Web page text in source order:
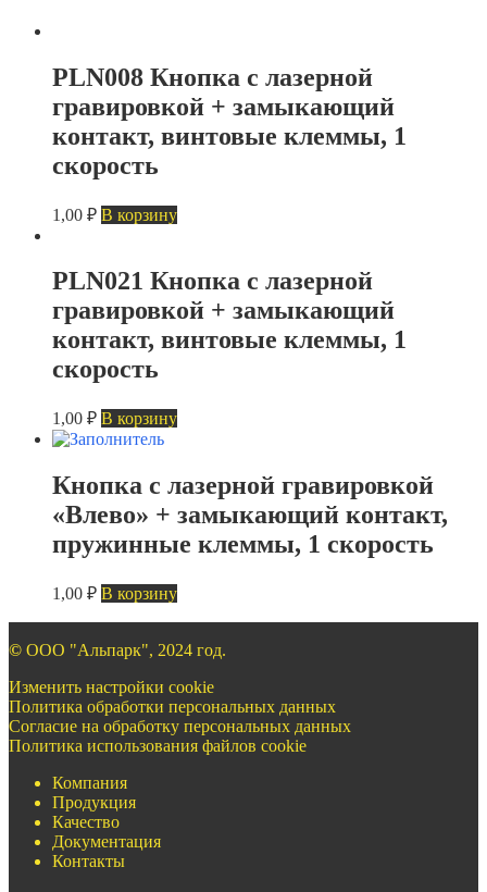
PLN008 Кнопка с лазерной
гравировкой + замыкающий
контакт, винтовые клеммы, 1
скорость
1,00 ₽ В корзину
PLN021 Кнопка с лазерной
гравировкой + замыкающий
контакт, винтовые клеммы, 1
скорость
1,00 ₽ В корзину
Кнопка с лазерной гравировкой
«Влево» + замыкающий контакт,
пружинные клеммы, 1 скорость
1,00 ₽ В корзину
© ООО "Альпарк", 2024 год.
Изменить настройки cookie
Политика обработки персональных данных
Согласие на обработку персональных данных
Политика использования файлов cookie
Компания
Продукция
Качество
Документация
Контакты